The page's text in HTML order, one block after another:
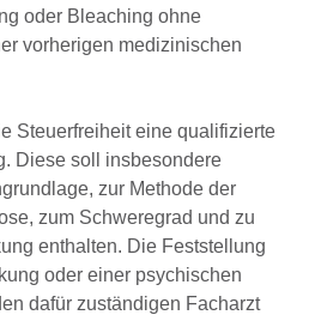
oder Bleaching ohne
vorherigen medizinischen
Steuerfreiheit eine qualifizierte
Diese soll insbesondere
zur Methode der
zum Schweregrad und zu
enthalten. Die Feststellung
oder einer psychischen
dafür zuständigen Facharzt